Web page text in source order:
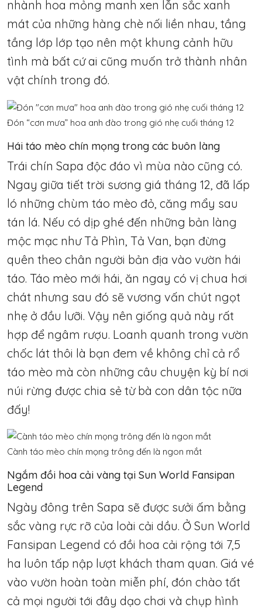
nhành hoa mỏng manh xen lẫn sắc xanh
mát của những hàng chè nối liền nhau, tầng
tầng lớp lớp tạo nên một khung cảnh hữu
tình mà bất cứ ai cũng muốn trở thành nhân
vật chính trong đó.
Đón “cơn mưa” hoa anh đào trong gió nhẹ cuối tháng 12
Hái táo mèo chín mọng trong các buôn làng
Trái chín Sapa độc đáo vì mùa nào cũng có.
Ngay giữa tiết trời sương giá tháng 12, đã lấp
ló những chùm táo mèo đỏ, căng mẩy sau
tán lá. Nếu có dịp ghé đến những bản làng
mộc mạc như Tả Phìn, Tả Van, bạn đừng
quên theo chân người bản địa vào vườn hái
táo. Táo mèo mới hái, ăn ngay có vị chua hơi
chát nhưng sau đó sẽ vương vấn chút ngọt
nhẹ ở đầu lưỡi. Vậy nên giống quả này rất
hợp để ngâm rượu. Loanh quanh trong vườn
chốc lát thôi là bạn đem về không chỉ cả rổ
táo mèo mà còn những câu chuyện kỳ bí nơi
núi rừng được chia sẻ từ bà con dân tộc nữa
đấy!
Cành táo mèo chín mọng trông đến là ngon mắt
Ngắm đồi hoa cải vàng tại Sun World Fansipan
Legend
Ngày đông trên Sapa sẽ được sưởi ấm bằng
sắc vàng rực rỡ của loài cải dầu. Ở Sun World
Fansipan Legend có đồi hoa cải rộng tới 7,5
ha luôn tấp nập lượt khách tham quan. Giá vé
vào vườn hoàn toàn miễn phí, đón chào tất
cả mọi người tới đây dạo chơi và chụp hình